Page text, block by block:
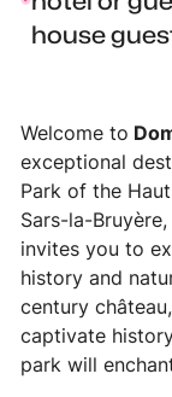
house
Welcome to
exceptional
Park of the
Sars-la-
invites you to
history and
century
captivate
park will